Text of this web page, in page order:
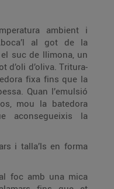
ambient i
al got de la
suc de llimona, un
d’oli d’oliva. Tritura-
fixa fins que la
Quan l’emulsió
mou la batedora
aconsegueixis la
i talla’ls en forma
foc amb una mica